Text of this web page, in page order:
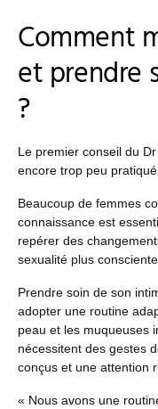
Comment
et prendre
?
Le premier conseil du
encore trop peu
Beaucoup de femmes
connaissance est
repérer des
sexualité plus
Prendre soin de son
adopter une routine
peau et les muqueuses
nécessitent des gestes
conçus et une attention
« Nous avons une